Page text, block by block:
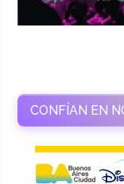
CONFÍAN EN